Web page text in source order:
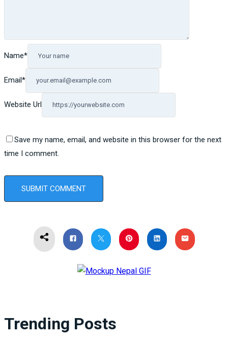
Name*
Email*
Website Url
Save my name, email, and website in this browser for the next
time I comment.
Trending Posts